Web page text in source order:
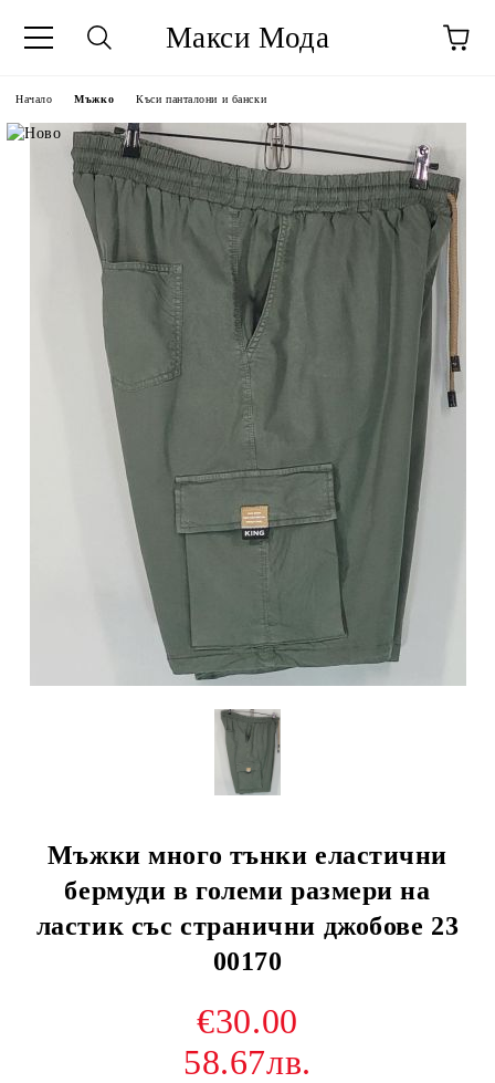
Макси Мода
Начало Мъжко Къси панталони и бански
Мъжки много тънки еластични
бермуди в големи размери на
ластик със странични джобове 23
00170
€30.00
58.67лв.